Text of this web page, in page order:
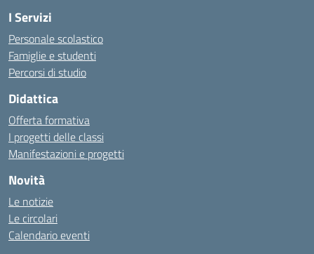
I Servizi
Personale scolastico
Famiglie e studenti
Percorsi di studio
Didattica
Offerta formativa
I progetti delle classi
Manifestazioni e progetti
Novità
Le notizie
Le circolari
Calendario eventi